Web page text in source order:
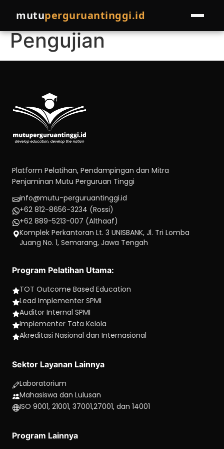
mutuperguruantinggi.id
HOME
Pendampingan
PROGRAM LAINNYA
Join Pakar
Cek Kondisi Institusi
COMPRO
BLOG
Jaminan Mutu
Pengujian
Platform Pelatihan, Pendampingan dan Mitra
Penjaminan Mutu Perguruan Tinggi
info@mutu-perguruantinggi.id
+62 812-8656-3234 (Rossi)
+62 889-5213-007 (Althaaf)
Komplek Perkantoran Lt. 3 UNISBANK, Jl. Tri Lomba
Juang No. 1, Semarang, Jawa Tengah
Program Pelatihan Utama:
TOT Outcome Based Education
Lead Implementer SPMI
Auditor Internal SPMI
Implementer Tata Kelola
Akreditasi Nasional dan Internasional
Sektor Layanan Lainnya
Laboratorium
Mahasiswa dan Lulusan
ISO 9001, 21001, 37001,27001, dan 14001
Program Lainnya